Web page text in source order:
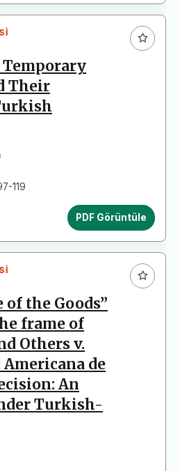
Their
119
PDF Görüntüle
the Goods”
frame of
Others v.
Americana de
An
Turkish-